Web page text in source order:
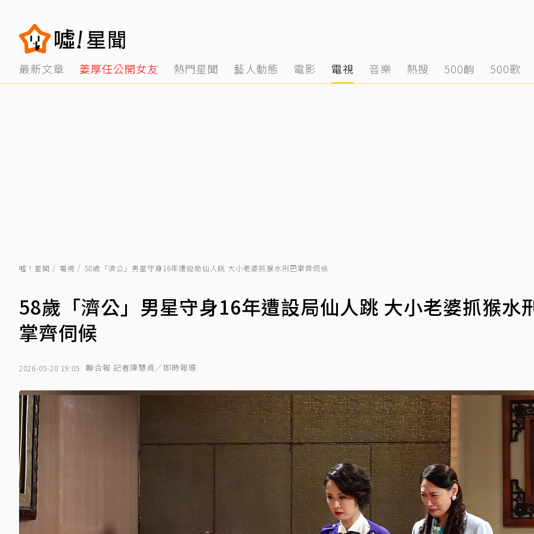
最新文章 姜厚任公開女友 熱門星聞 藝人動態 電影 電視 音樂 熱搜 500齣 500歌
噓！星聞 電視 58歲「濟公」男星守身16年遭設局仙人跳 大小老婆抓猴水刑巴掌齊伺候
58歲「濟公」男星守身16年遭設局仙人跳 大小老婆抓猴水
掌齊伺候
2026-05-20 19:05 聯合報 記者陳慧貞／即時報導